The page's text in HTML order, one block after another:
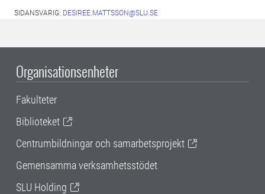
SIDANSVARIG: DESIREE.MATTSSON@SLU.SE
Organisationsenheter
Fakulteter
Biblioteket
Centrumbildningar och samarbetsprojekt
Gemensamma verksamhetsstödet
SLU Holding